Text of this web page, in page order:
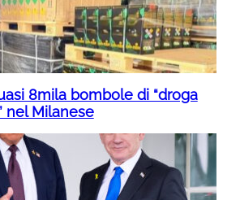
8mila bombole di “droga
nel Milanese